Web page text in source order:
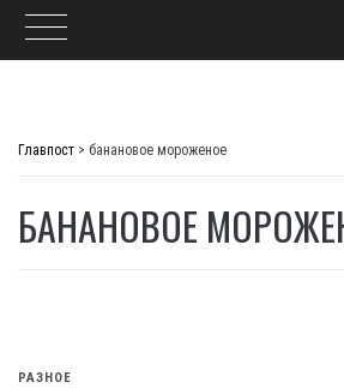
Главпост > банановое мороженое
БАНАНОВОЕ
РАЗНОЕ